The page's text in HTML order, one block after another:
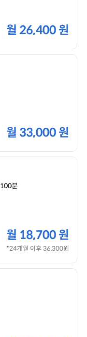
월 26,400 원
월 33,000 원
분
월 18,700 원
*24개월 이후 36,300원